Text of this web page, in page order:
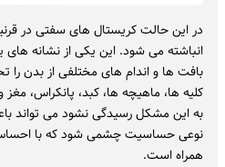
در این حالت کریستال های سفتی در
انباشته می شود. این یکی از نشانه
بافت ها و اندام های مختلفی از بدن را
کلیه ها، ماهیچه ها، کبد، پانکراس، مغز
نوعی حساسیت چشمی شود که با احساس
همراه است.